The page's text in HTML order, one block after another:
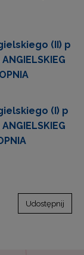
(II) p
(I) p
Udostępnij